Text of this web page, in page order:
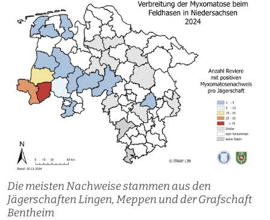
Die meisten Nachweise stammen aus den
Jägerschaften Lingen, Meppen und der Grafschaft
Bentheim